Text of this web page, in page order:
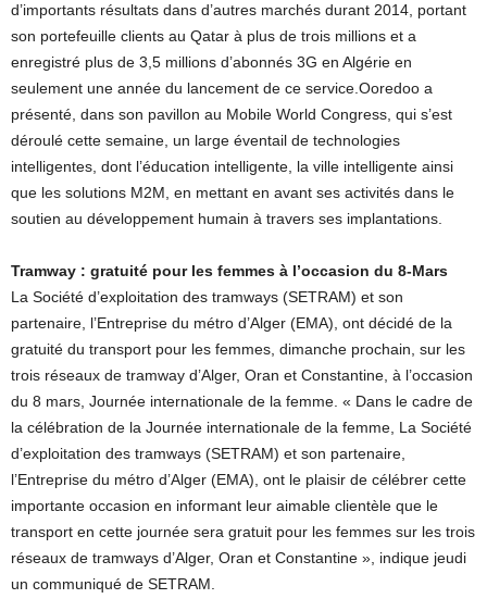
d’importants résultats dans d’autres marchés durant 2014, portant
son portefeuille clients au Qatar à plus de trois millions et a
enregistré plus de 3,5 millions d’abonnés 3G en Algérie en
seulement une année du lancement de ce service.Ooredoo a
présenté, dans son pavillon au Mobile World Congress, qui s’est
déroulé cette semaine, un large éventail de technologies
intelligentes, dont l’éducation intelligente, la ville intelligente ainsi
que les solutions M2M, en mettant en avant ses activités dans le
soutien au développement humain à travers ses implantations.
Tramway : gratuité pour les femmes à l’occasion du 8-Mars
La Société d’exploitation des tramways (SETRAM) et son
partenaire, l’Entreprise du métro d’Alger (EMA), ont décidé de la
gratuité du transport pour les femmes, dimanche prochain, sur les
trois réseaux de tramway d’Alger, Oran et Constantine, à l’occasion
du 8 mars, Journée internationale de la femme. « Dans le cadre de
la célébration de la Journée internationale de la femme, La Société
d’exploitation des tramways (SETRAM) et son partenaire,
l’Entreprise du métro d’Alger (EMA), ont le plaisir de célébrer cette
importante occasion en informant leur aimable clientèle que le
transport en cette journée sera gratuit pour les femmes sur les trois
réseaux de tramways d’Alger, Oran et Constantine », indique jeudi
un communiqué de SETRAM.